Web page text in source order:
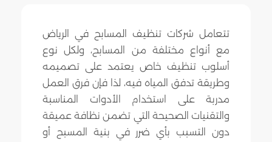
تتعامل شركات تنظيف المسابح في الرياض
مع أنواع مختلفة من المسابح، ولكل نوع
أسلوب تنظيف خاص يعتمد على تصميمه
وطريقة تدفق المياه فيه، لذا فإن فرق العمل
مدربة على استخدام الأدوات المناسبة
والتقنيات الصحيحة التي تضمن نظافة عميقة
دون التسبب بأي ضرر في بنية المسبح أو